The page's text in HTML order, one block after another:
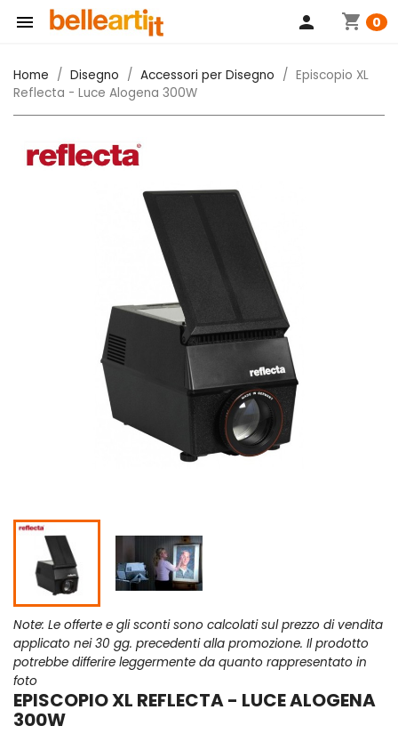
 shopping_cart 0
person
Home Disegno Accessori per Disegno
Episcopio XL
Reflecta - Luce Alogena 300W
Note: Le offerte e gli sconti sono calcolati sul prezzo di vendita
applicato nei 30 gg. precedenti alla promozione. Il prodotto
potrebbe differire leggermente da quanto rappresentato in
foto
EPISCOPIO XL REFLECTA - LUCE ALOGENA
300W